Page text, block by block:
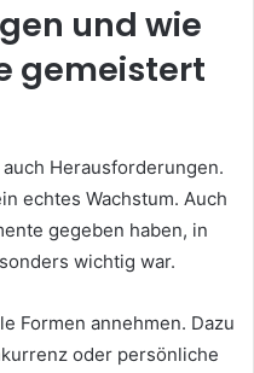
und wie
gemeistert
Herausforderungen.
echtes Wachstum. Auch
gegeben haben, in
wichtig war.
Formen annehmen. Dazu
oder persönliche